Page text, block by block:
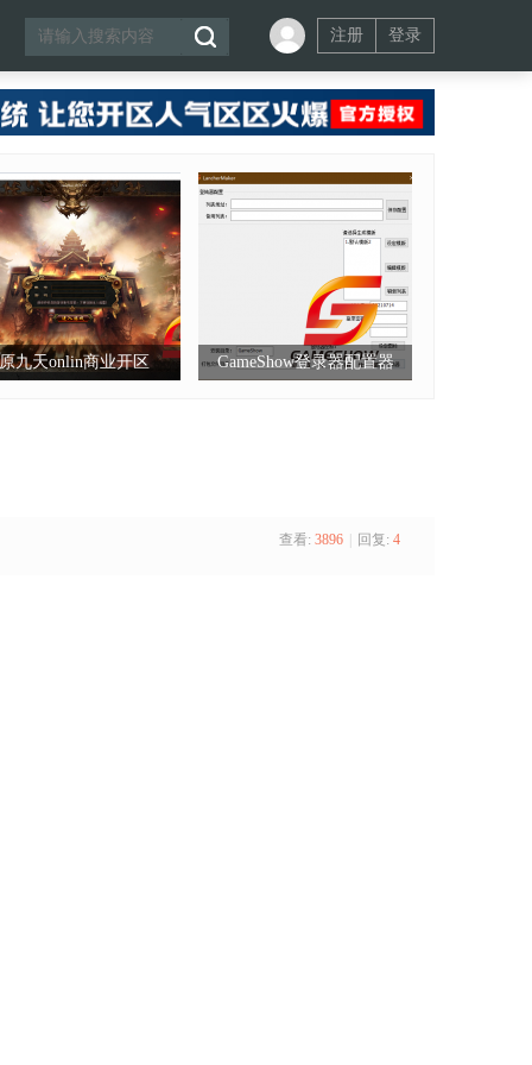
注册 登录
九天onlin商业开区 GameShow登录器配置器
查看: 3896 回复: 4